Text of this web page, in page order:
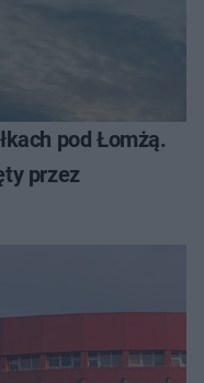
pod Łomżą.
przez